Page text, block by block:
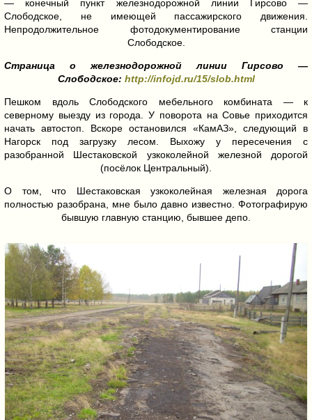
— конечный пункт железнодорожной линии Гирсово —
Слободское, не имеющей пассажирского движения.
Непродолжительное фотодокументирование станции
Слободское.
Страница о железнодорожной линии Гирсово —
Слободское: http://infojd.ru/15/slob.html
Пешком вдоль Слободского мебельного комбината — к
северному выезду из города. У поворота на Совье приходится
начать автостоп. Вскоре остановился «КамАЗ», следующий в
Нагорск под загрузку лесом. Выхожу у пересечения с
разобранной Шестаковской узкоколейной железной дорогой
(посёлок Центральный).
О том, что Шестаковская узкоколейная железная дорога
полностью разобрана, мне было давно известно. Фотографирую
бывшую главную станцию, бывшее депо.